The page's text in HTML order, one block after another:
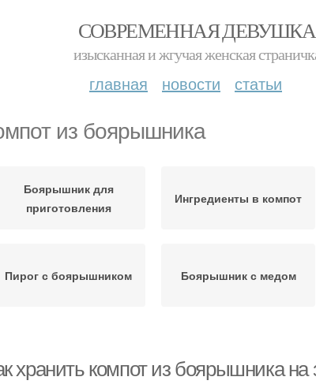
СОВРЕМЕННАЯ ДЕВУШКА
изысканная и жгучая женская
главная новости статьи
из боярышника
Боярышник для
приготовления
Ингредиенты в компот
Пирог с боярышником Боярышник с медом
хранить компот из боярышника на